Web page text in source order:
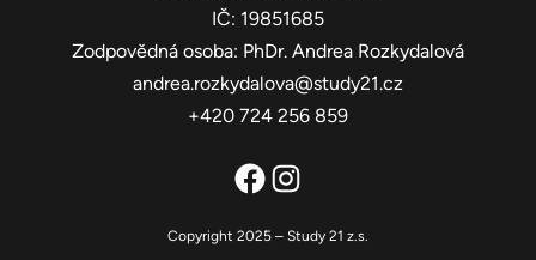
IČ: 19851685
Zodpovědná osoba: PhDr. Andrea Rozkydalová
andrea.rozkydalova@study21.cz
+420 724 256 859
Facebook
Instagram
Copyright 2025 – Study 21 z.s.